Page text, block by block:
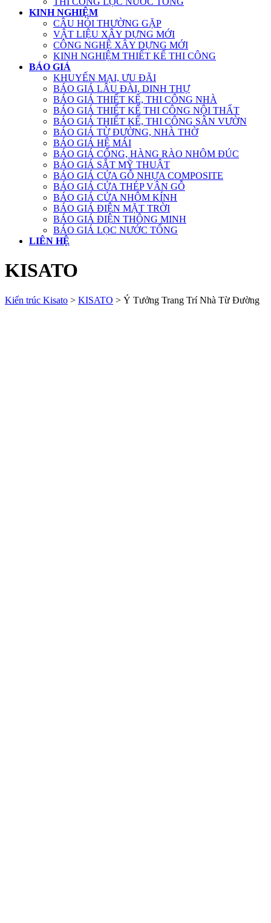
KINH NGHIỆM
CÂU HỎI THƯỜNG GẶP
VẬT LIỆU XÂY DỰNG MỚI
CÔNG NGHỆ XÂY DỰNG MỚI
KINH NGHIỆM THIẾT KẾ THI CÔNG
BÁO GIÁ
KHUYẾN MẠI, ƯU ĐÃI
BÁO GIÁ LÂU ĐÀI, DINH THỰ
BÁO GIÁ THIẾT KẾ, THI CÔNG NHÀ
BÁO GIÁ THIẾT KẾ THI CÔNG NỘI THẤT
BÁO GIÁ THIẾT KẾ, THI CÔNG SÂN VƯỜN
BÁO GIÁ TỪ ĐƯỜNG, NHÀ THỜ
BÁO GIÁ HỆ MÁI
BÁO GIÁ CỔNG, HÀNG RÀO NHÔM ĐÚC
BÁO GIÁ SẮT MỸ THUẬT
BÁO GIÁ CỬA GỖ NHỰA COMPOSITE
BÁO GIÁ CỬA THÉP VÂN GỖ
BÁO GIÁ CỬA NHÔM KÍNH
BÁO GIÁ ĐIỆN MẶT TRỜI
BÁO GIÁ ĐIỆN THÔNG MINH
BÁO GIÁ LỌC NƯỚC TỔNG
LIÊN HỆ
KISATO
Kiến trúc Kisato > KISATO > Ý Tưởng Trang Trí Nhà Từ Đường